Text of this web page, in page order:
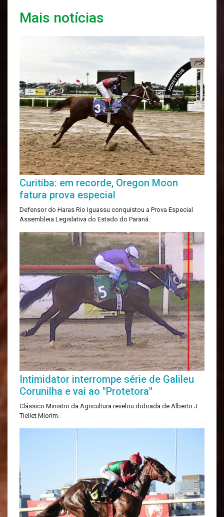
Mais notícias
Curitiba: em recorde, Oregon Moon
fatura prova especial
Defensor do Haras Rio Iguassu conquistou a Prova Especial
Assembleia Legislativa do Estado do Paraná.
Intimidator interrompe série de Galileu
Corunilha e vai ao "Protetora"
Clássico Ministro da Agricultura revelou dobrada de Alberto J.
Tiellet Miorim.